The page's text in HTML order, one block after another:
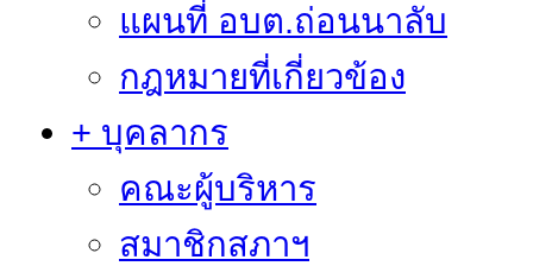
แผนที่ อบต.ถ่อนนาลับ
กฎหมายที่เกี่ยวข้อง
+ บุคลากร
คณะผู้บริหาร
สมาชิกสภาฯ